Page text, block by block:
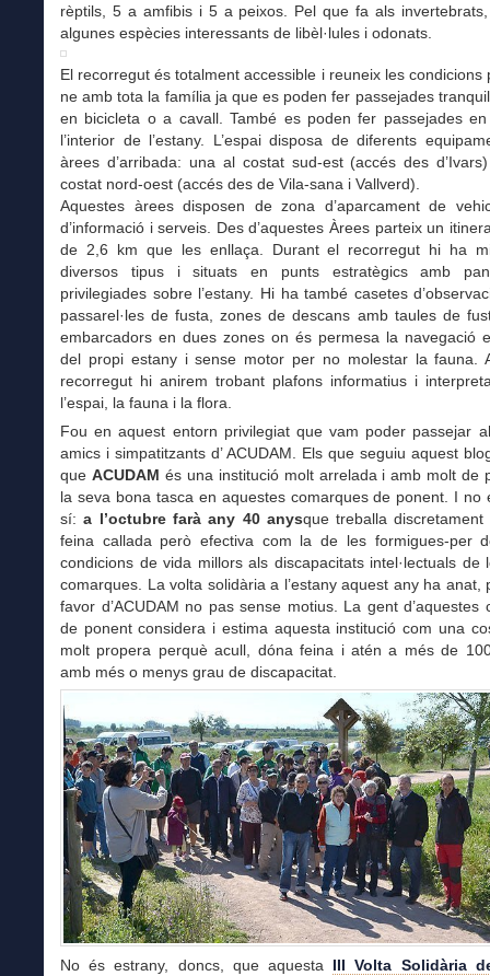
rèptils, 5 a amfibis i 5 a peixos. Pel que fa als invertebrats,
algunes espècies interessants de libèl·lules i odonats.
El recorregut és totalment accessible i reuneix les condicions
ne amb tota la família ja que es poden fer passejades
en bicicleta o a cavall. També es poden fer passejades
l’interior de l’estany. L’espai disposa de diferents
àrees d’arribada: una al costat sud-est (accés des
costat nord-oest (accés des de Vila-sana i Vallverd).
Aquestes àrees disposen de zona d’aparcament de
d’informació i serveis. Des d’aquestes Àrees parteix un
de 2,6 km que les enllaça. Durant el recorregut hi ha
diversos tipus i situats en punts estratègics amb
privilegiades sobre l’estany. Hi ha també casetes
passarel·les de fusta, zones de descans amb taules de
embarcadors en dues zones on és permesa la navegació
del propi estany i sense motor per no molestar la fauna.
recorregut hi anirem trobant plafons informatius i
l’espai, la fauna i la flora.
Fou en aquest entorn privilegiat que vam poder passejar
amics i simpatitzants d’ ACUDAM. Els que seguiu aquest
que ACUDAM és una institució molt arrelada i amb molt de
la seva bona tasca en aquestes comarques de ponent. I no
sí: a l’octubre farà any 40 anysque treballa
feina callada però efectiva com la de les formigues-per
condicions de vida millors als discapacitats intel·lectuals de
comarques. La volta solidària a l’estany aquest any ha
favor d’ACUDAM no pas sense motius. La gent d’aquestes
de ponent considera i estima aquesta institució com una
molt propera perquè acull, dóna feina i atén a més de
amb més o menys grau de discapacitat.
No és estrany, doncs, que aquesta III Volta Solidària